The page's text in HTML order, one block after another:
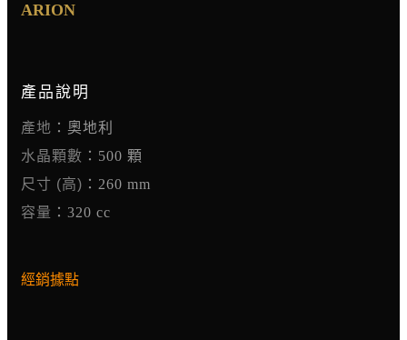
ARION
產品說明
產地 ：奧地利
水晶顆數 ：500 顆
尺寸 (高) ：260 mm
容量 ：320 cc
經銷據點